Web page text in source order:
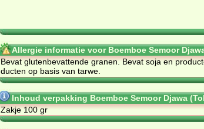
Allergie informatie voor Boemboe Semoor
Be­vat glu­ten­be­vat­ten­de gra­nen. Be­vat so­ja en
duc­ten op ba­sis van tar­we.
Inhoud verpakking Boemboe Semoor Djawa
Zakje 100 gr